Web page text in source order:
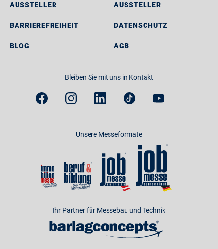
AUSSTELLER
BARRIEREFREIHEIT
BLOG
AUSSTELLER
DATENSCHUTZ
AGB
Bleiben Sie mit uns in Kontakt
Unsere Messeformate
Ihr Partner für Messebau und Technik